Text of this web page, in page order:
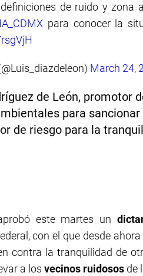
de ruido y zona
para conocer la
March 24,
de León, promotor
para
de riesgo para la
este martes un
con el que desde
contra la tranquilidad de
a los vecinos ruidosos de